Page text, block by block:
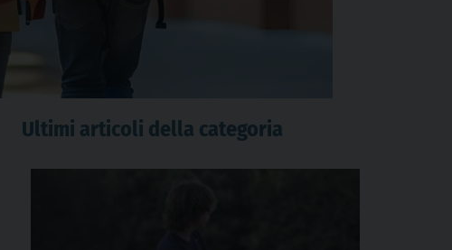
Ultimi articoli della categoria